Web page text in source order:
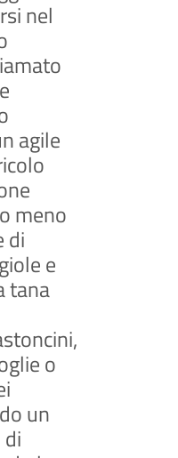
nel
agile
meno
di
e
tana
o
un